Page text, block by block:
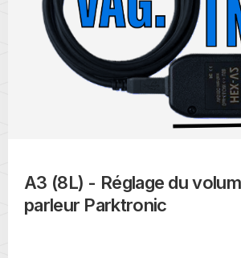
A3 (8L) - Réglage du
parleur Parktronic